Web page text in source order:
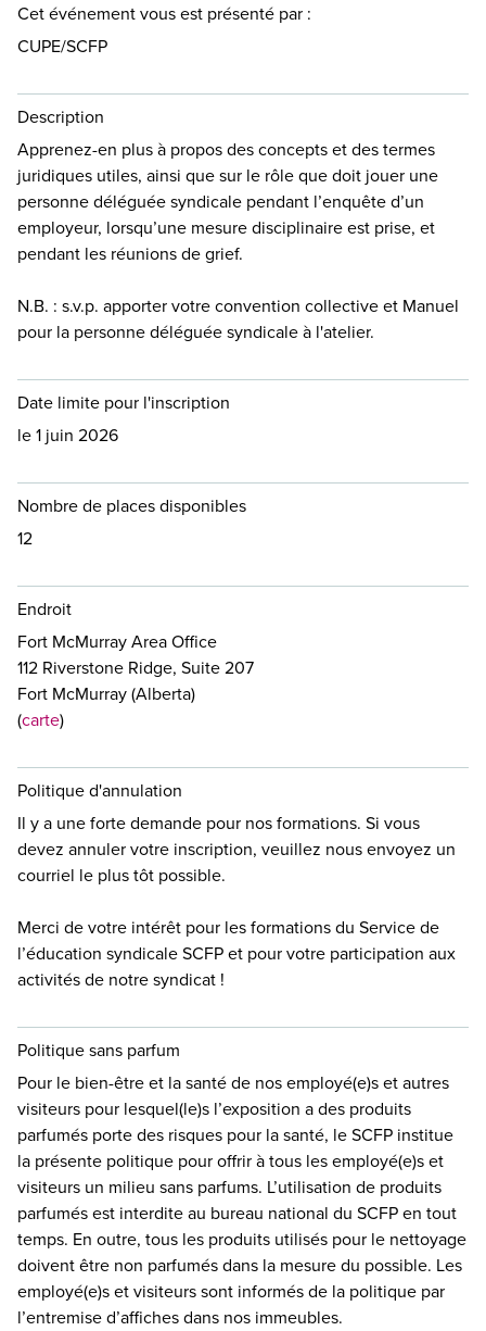
Cet événement vous est présenté par :
CUPE/SCFP
Description
Apprenez-en plus à propos des concepts et des termes
juridiques utiles, ainsi que sur le rôle que doit jouer une
personne déléguée syndicale pendant l’enquête d’un
employeur, lorsqu’une mesure disciplinaire est prise, et
pendant les réunions de grief.
N.B. : s.v.p. apporter votre convention collective et Manuel
pour la personne déléguée syndicale à l'atelier.
Date limite pour l'inscription
le 1 juin 2026
Nombre de places disponibles
12
Endroit
Fort McMurray Area Office
112 Riverstone Ridge, Suite 207
Fort McMurray (Alberta)
(carte)
Politique d'annulation
Il y a une forte demande pour nos formations. Si vous
devez annuler votre inscription, veuillez nous envoyez un
courriel le plus tôt possible.
Merci de votre intérêt pour les formations du Service de
l’éducation syndicale SCFP et pour votre participation aux
activités de notre syndicat !
Politique sans parfum
Pour le bien-être et la santé de nos employé(e)s et autres
visiteurs pour lesquel(le)s l’exposition a des produits
parfumés porte des risques pour la santé, le SCFP institue
la présente politique pour offrir à tous les employé(e)s et
visiteurs un milieu sans parfums. L’utilisation de produits
parfumés est interdite au bureau national du SCFP en tout
temps. En outre, tous les produits utilisés pour le nettoyage
doivent être non parfumés dans la mesure du possible. Les
employé(e)s et visiteurs sont informés de la politique par
l’entremise d’affiches dans nos immeubles.